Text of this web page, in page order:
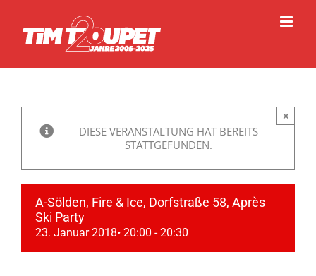
springen
DIESE VERANSTALTUNG HAT BEREITS
STATTGEFUNDEN.
×
A-Sölden, Fire & Ice, Dorfstraße 58, Après
Ski Party
23. Januar 2018• 20:00 -20:30